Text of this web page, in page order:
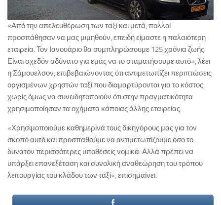
«Από την απελευθέρωση των ταξί και μετά, πολλοί
προσπάθησαν να μας μιμηθούν, επειδή είμαστε η παλαιότερη
εταιρεία. Τον Ιανουάριο θα συμπληρώσουμε 125 χρόνια ζωής.
Είναι σχεδόν αδύνατο για εμάς να το σταματήσουμε αυτό», λέει
η Σάμουελσον, επιβεβαιώνοντας ότι αντιμετωπίζει περιπτώσεις
οργισμένων χρηστών ταξί που διαμαρτύρονται για το κόστος,
χωρίς όμως να συνειδητοποιούν ότι στην πραγματικότητα
χρησιμοποίησαν τα οχήματα κάποιας άλλης εταιρείας.
«Χρησιμοποιούμε καθημερινά τους δικηγόρους μας για τον
σκοπό αυτό και προσπαθούμε να αντιμετωπίζουμε όσο το
δυνατόν περισσότερες υποθέσεις νομικά. Αλλά πρέπει να
υπάρξει επανεξέταση και συνολική αναθεώρηση του τρόπου
λειτουργίας του κλάδου των ταξί», επισημαίνει.